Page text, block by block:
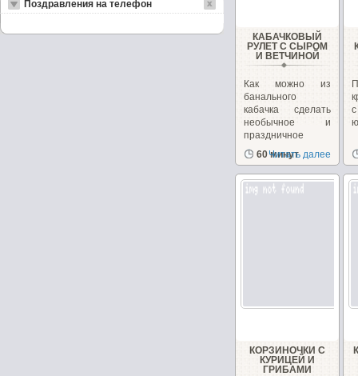
КАБАЧКОВЫЙ
РУЛЕТ С СЫРОМ
И ВЕТЧИНОЙ
Как можно из
банального
кабачка сделать
необычное и
праздничное
блюдо. Взяв...
60 минут
Читать далее
КОРЗИНОЧКИ С
КУРИЦЕЙ И
ГРИБАМИ
Поздравления на телефон